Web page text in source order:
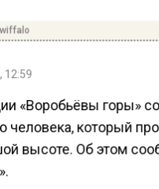
12:59
«Воробьёвы горы»
человека, который
высоте. Об этом